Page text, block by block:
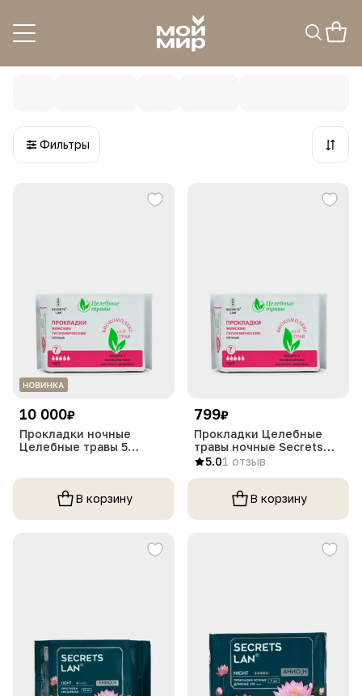
Гигиена
Фильтры
10 000₽
Прокладки ночные
Целебные травы 5
В корзину
799₽
Прокладки Целебные
травы ночные Secrets
Lan, 1 упаковка
5.01 отзыв
В корзину